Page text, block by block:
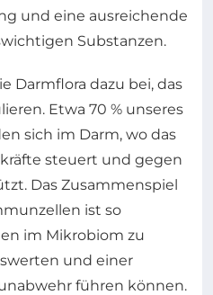
und eine ausreichende
Substanzen.
Darmflora dazu bei, das
Etwa 70 % unseres
sich im Darm, wo das
steuert und gegen
Das Zusammenspiel
ist so
im Mikrobiom zu
und einer
führen können.